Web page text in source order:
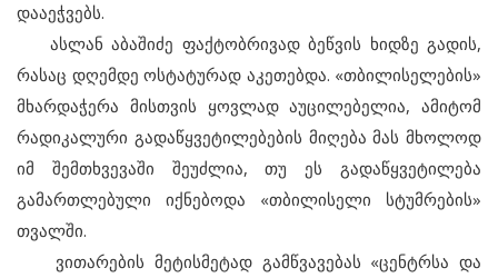
დააეჭვებს.
ასლან აბაშიძე ფაქტობრივად ბეწვის ხიდზე გადის,
რასაც დღემდე ოსტატურად აკეთებდა. «თბილისელების»
მხარდაჭერა მისთვის ყოვლად აუცილებელია, ამიტომ
რადიკალური გადაწყვეტილებების მიღება მას მხოლოდ
იმ შემთხვევაში შეუძლია, თუ ეს გადაწყვეტილება
გამართლებული იქნებოდა «თბილისელი სტუმრების»
თვალში.
ვითარების მეტისმეტად გამწვავებას «ცენტრსა და